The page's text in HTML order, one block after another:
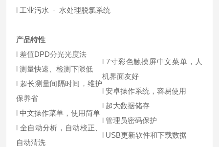
l 工业污水 · 水处理脱氯系统
产品特性
l 差值DPD分光光度法
l 测量快速、检测下限低
l 超长测量间隔时间，维护
保养省
l 中文操作菜单，使用简单
l 全自动分析，自动校正、
自动清洗
l 7寸彩色触摸屏中文菜单，人
机界面友好
l 安卓操作系统，容易使用
l 超大数据储存
l 管理员密码保护
l USB更新软件和下载数据